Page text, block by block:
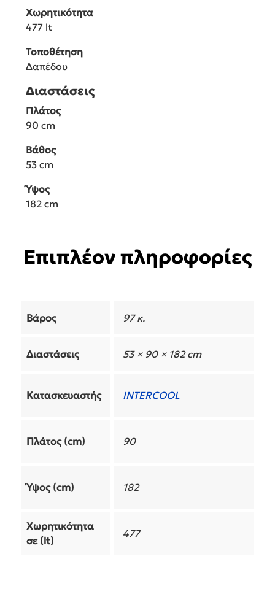
Χωρητικότητα
477 lt
Τοποθέτηση
Δαπέδου
Διαστάσεις
Πλάτος
90 cm
Βάθος
53 cm
Ύψος
182 cm
Επιπλέον πληροφορίες
Βάρος 97 κ.
Διαστάσεις 53 × 90 × 182 cm
Κατασκευαστής INTERCOOL
Πλάτος (cm) 90
Ύψος (cm) 182
Χωρητικότητα
σε (lt)
477